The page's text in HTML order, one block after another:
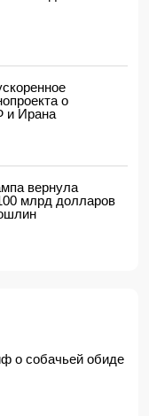
в связи с двумя
августа
до 10
к возвращению в
Турции
о
и Ирана
вернула
млрд долларов
о собачьей обиде